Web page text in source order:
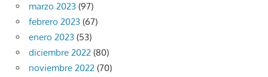
marzo 2023 (97)
febrero 2023 (67)
enero 2023 (53)
diciembre 2022 (80)
noviembre 2022 (70)